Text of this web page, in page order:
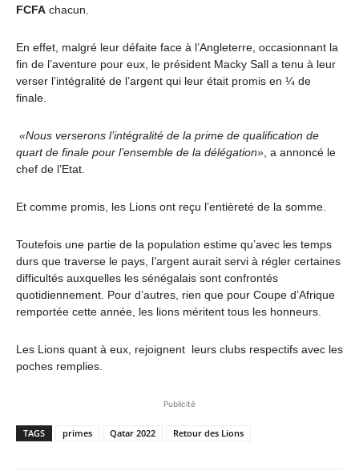
FCFA chacun.
En effet, malgré leur défaite face à l’Angleterre, occasionnant la
fin de l’aventure pour eux, le président Macky Sall a tenu à leur
verser l’intégralité de l’argent qui leur était promis en ¼ de
finale.
«Nous verserons l’intégralité de la prime de qualification de
quart de finale pour l’ensemble de la délégation» , a annoncé le
chef de l’Etat.
Et comme promis, les Lions ont reçu l’entièreté de la somme.
Toutefois une partie de la population estime qu’avec les temps
durs que traverse le pays, l’argent aurait servi à régler certaines
difficultés auxquelles les sénégalais sont confrontés
quotidiennement. Pour d’autres, rien que pour Coupe d’Afrique
remportée cette année, les lions méritent tous les honneurs.
Les Lions quant à eux, rejoignent leurs clubs respectifs avec les
poches remplies.
Publicité
TAGS primes Qatar 2022 Retour des Lions